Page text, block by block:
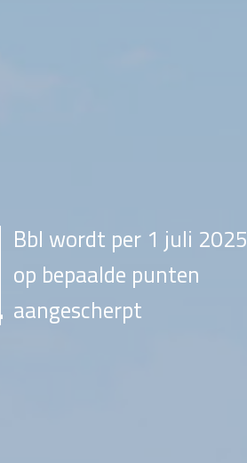
Bbl wordt per 1 juli 2025
op bepaalde punten
aangescherpt